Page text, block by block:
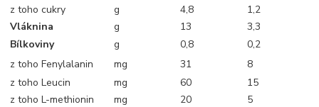
z toho cukry
g 4,8
1,2
Vláknina
g 13
3,3
Bílkoviny
g 0,8
0,2
z toho Fenylalanin
mg 31
8
z toho Leucin
mg 60
15
z toho L-methionin
mg 20
5